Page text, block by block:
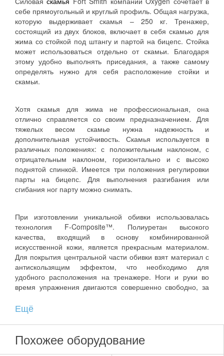
себе прямоугольный и круглый профиль. Общая нагрузка,
которую выдерживает скамья – 250 кг. Тренажер,
состоящий из двух блоков, включает в себя скамью для
жима со стойкой под штангу и партой на бицепс. Стойка
может использоваться отдельно от скамьи. Благодаря
этому удобно выполнять приседания, а также самому
определять нужно для себя расположение стойки и
скамьи.
Хотя скамья для жима не профессиональная, она
отлично справляется со своим предназначением. Для
тяжелых весом скамье нужна надежность и
дополнительная устойчивость. Скамья используется в
различных положениях: с положительным наклоном, с
отрицательным наклоном, горизонтально и с высоко
поднятой спинкой. Имеется три положения регулировки
парты на бицепс. Для выполнения разгибания или
сгибания ног парту можно снимать.
При изготовлении уникальной обивки использовалась
технология F-Composite™. Полиуретан высокого
качества, входящий в основу комбинированной
искусственной кожи, является прекрасным материалом.
Для покрытия центральной части обивки взят материал с
антискользящим эффектом, что необходимо для
удобного расположения на тренажере. Ноги и руки во
время упражнения двигаются совершенно свободно, за
Материал обладает хорошей воздухопроницаемостью.
Поверхность спинки и сидения контурное.
Стойка под штангу используется в двух различных
Ещё
Похожее оборудование